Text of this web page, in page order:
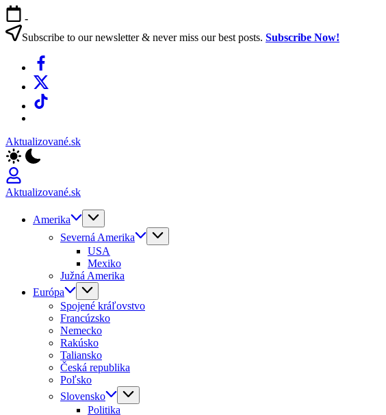
Skip
to
content
-
Subscribe to our newsletter & never miss our best posts. Subscribe Now!
Facebook
X
TikTok
Aktualizované.sk
Aktualizované.sk
Amerika
Severná Amerika
USA
Mexiko
Južná Amerika
Európa
Spojené kráľovstvo
Francúzsko
Nemecko
Rakúsko
Taliansko
Česká republika
Poľsko
Slovensko
Politika